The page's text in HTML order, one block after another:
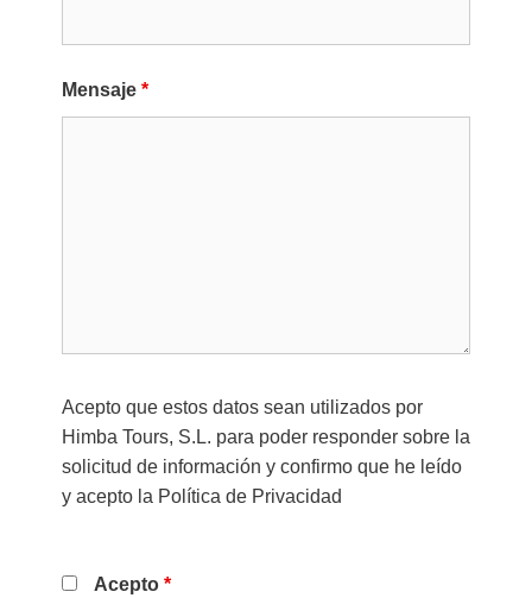
Mensaje *
Acepto que estos datos sean utilizados por
Himba Tours, S.L. para poder responder sobre la
solicitud de información y confirmo que he leído
y acepto la Política de Privacidad
Acepto *